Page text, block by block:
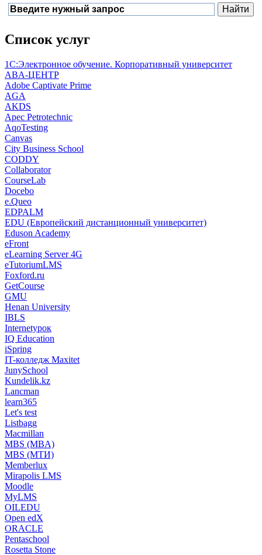
Список услуг
1С:Электронное обучение. Корпоративный университет
ABA-ЦЕНТР
Adobe Captivate Prime
AGA
AKDS
Apec Petrotechnic
AqoTesting
Canvas
City Business School
CODDY
Collaborator
CourseLab
Docebo
e.Queo
EDPALM
EDU (Европейский дистанционный университет)
Eduson Academy
eFront
eLearning Server 4G
eTutoriumLMS
Foxford.ru
GetCourse
GMU
Henan University
IBLS
Internetурок
IQ Education
iSpring
IT-колледж Maxitet
JunySchool
Kundelik.kz
Lancman
learn365
Let's test
Listbagg
Macmillan
MBS (MBA)
MBS (МТИ)
Memberlux
Mirapolis LMS
Moodle
MyLMS
OILEDU
Open edX
ORACLE
Pentaschool
Rosetta Stone